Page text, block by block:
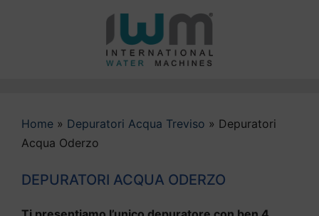
Home » Depuratori Acqua Treviso » Depuratori
Acqua Oderzo
DEPURATORI ACQUA ODERZO